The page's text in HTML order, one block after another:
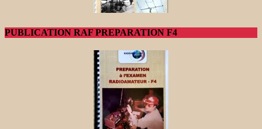
PUBLICATION RAF PREPARATION F4